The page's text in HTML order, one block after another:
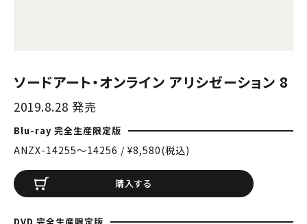
ソードアート・オンライン アリシゼーション 8
2019.8.28 発売
Blu-ray 完全生産限定版
ANZX-14255〜14256 / ¥8,580(税込)
購入する
DVD 完全生産限定版